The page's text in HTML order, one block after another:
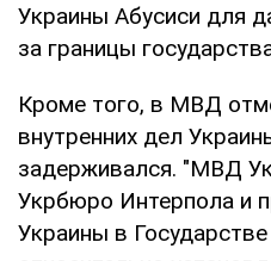
Украины Абусиси для
за границы
Кроме того, в МВД
внутренних дел
задерживался. "МВД
Укрбюро Интерпола и
Украины в